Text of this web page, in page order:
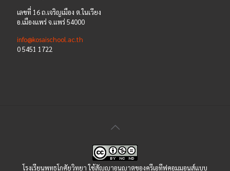
เลขที่ 16 ถ.เจริญเมือง ต.ในเวียง
อ.เมืองแพร่ จ.แพร่ 54000
info@kosaischool.ac.th
0 5451 1722
โรงเรียนพุทธโกศัยวิทยา ใช้สัญญาอนุญาตของครีเอทีฟคอมมอนส์แบบ